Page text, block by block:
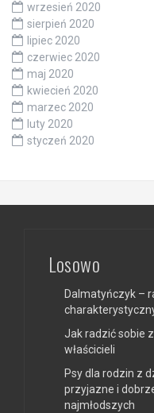
wrzesień 2020
sierpień 2020
lipiec 2020
czerwiec 2020
maj 2020
kwiecień 2020
marzec 2020
luty 2020
styczeń 2020
Losowo
Dalmatyńczyk –
Jak radzić sobie
właścicieli
Psy dla rodzin z
przyjazne i
najmłodszych